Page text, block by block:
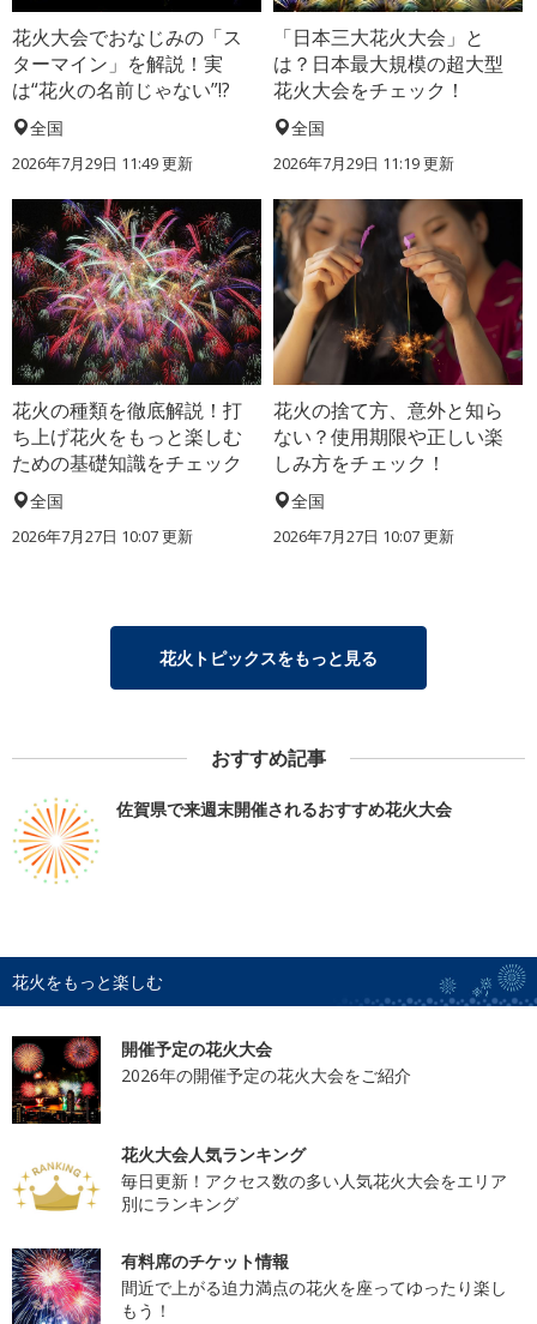
花火大会でおなじみの「ス
ターマイン」を解説！実
は“花火の名前じゃない”!?
全国
2026年7月29日 11:49 更新
「日本三大花火大会」と
は？日本最大規模の超大型
花火大会をチェック！
全国
2026年7月29日 11:19 更新
花火の種類を徹底解説！打
ち上げ花火をもっと楽しむ
ための基礎知識をチェック
全国
2026年7月27日 10:07 更新
花火の捨て方、意外と知ら
ない？使用期限や正しい楽
しみ方をチェック！
全国
2026年7月27日 10:07 更新
花火トピックスをもっと見る
おすすめ記事
佐賀県で来週末開催されるおすすめ花火大会
花火をもっと楽しむ
開催予定の花火大会
2026年の開催予定の花火大会をご紹介
花火大会人気ランキング
毎日更新！アクセス数の多い人気花火大会をエリア
別にランキング
有料席のチケット情報
間近で上がる迫力満点の花火を座ってゆったり楽し
もう！